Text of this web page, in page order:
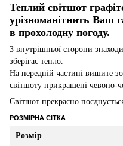
Теплий світшот
урізноманітнить Ваш
в прохолодну погоду.
З внутрішньої сторони
зберігає тепло.
На передній частині вишите
світшоту прикрашені чевоно-
Світшот прекрасно
РОЗМІРНА СІТКА
Розмір